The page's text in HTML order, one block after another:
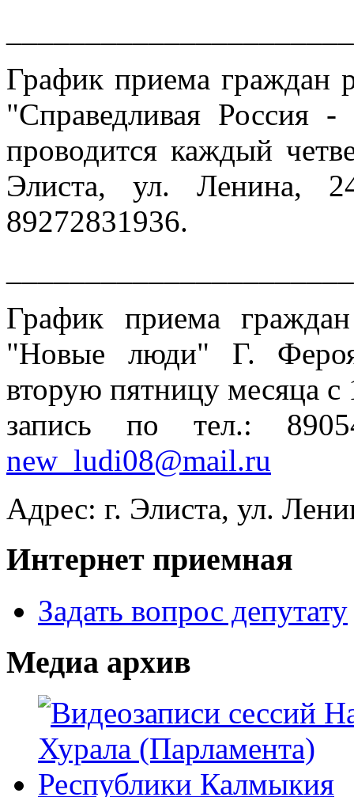
График приема граждан
"Справедливая Россия
проводится каждый
Элиста, ул. Ленина,
89272831936.
График приема
"Новые люди" Г.
вторую пятницу месяца
запись по тел.:
new_ludi08@mail.ru
Адрес: г. Элиста, ул.
Интернет приемная
Задать вопрос депутату
Медиа архив